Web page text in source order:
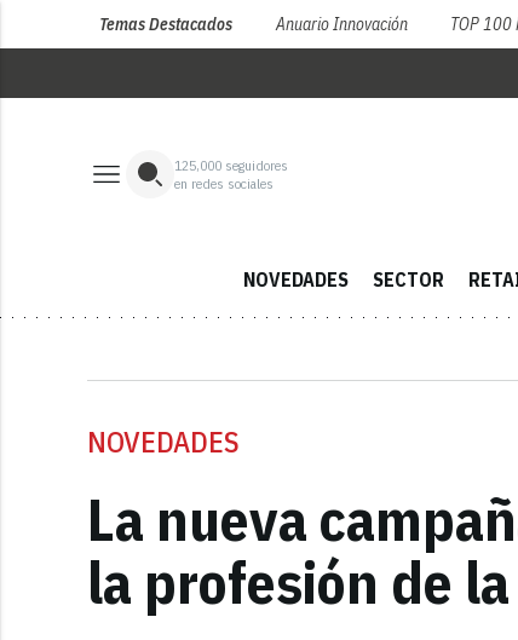
Temas Destacados Anuario Innovación TOP 100
125,000 seguidores
en redes sociales
NOVEDADES SECTOR
NOVEDADES
La nueva
la profesión de